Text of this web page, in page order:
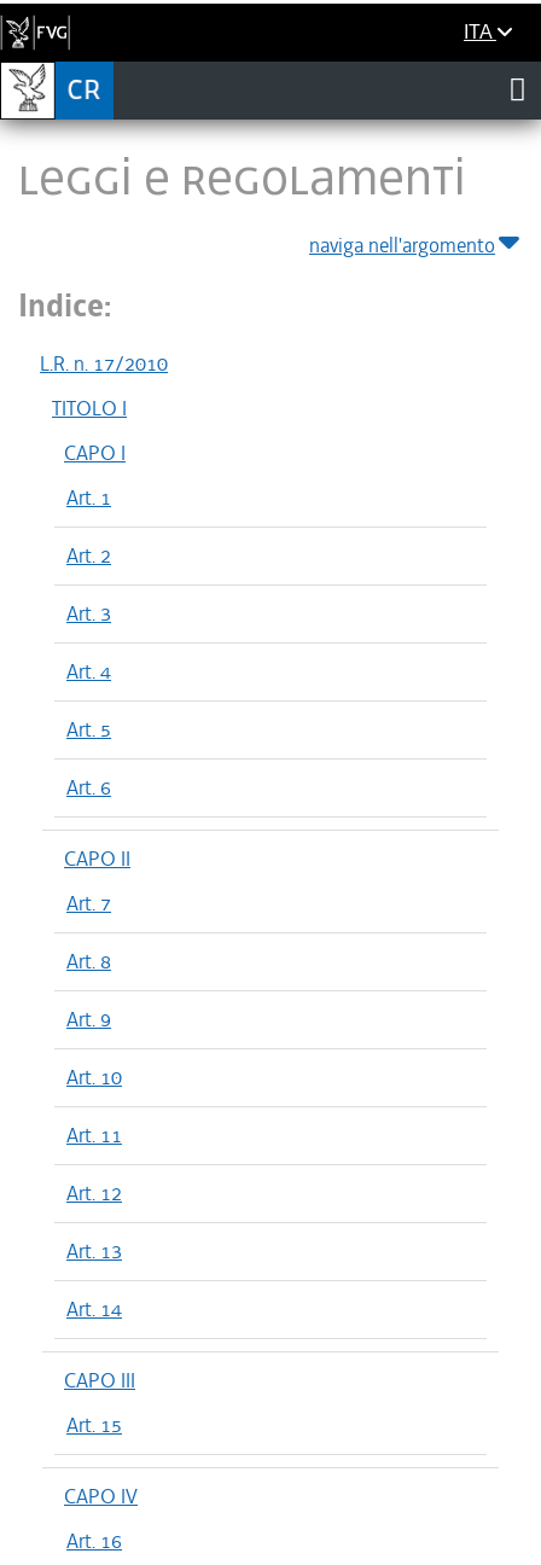
ITA
LEGGI E REGOLAMENTI
naviga nell'argomento
Indice:
L.R. n. 17/2010
TITOLO I
CAPO I
Art. 1
Art. 2
Art. 3
Art. 4
Art. 5
Art. 6
CAPO II
Art. 7
Art. 8
Art. 9
Art. 10
Art. 11
Art. 12
Art. 13
Art. 14
CAPO III
Art. 15
CAPO IV
Art. 16